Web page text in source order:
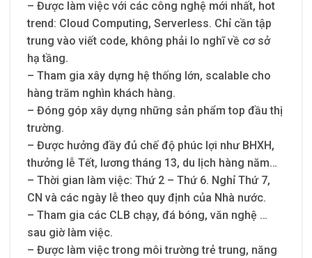
– Được làm việc với các công nghệ mới nhất, hot
trend: Cloud Computing, Serverless. Chỉ cần tập
trung vào viết code, không phải lo nghĩ về cơ sở
hạ tầng.
– Tham gia xây dựng hệ thống lớn, scalable cho
hàng trăm nghìn khách hàng.
– Đóng góp xây dựng những sản phẩm top đầu thị
trường.
– Được hưởng đầy đủ chế độ phúc lợi như BHXH,
thưởng lễ Tết, lương tháng 13, du lịch hàng năm…
– Thời gian làm việc: Thứ 2 – Thứ 6. Nghỉ Thứ 7,
CN và các ngày lễ theo quy định của Nhà nước.
– Tham gia các CLB chạy, đá bóng, văn nghệ …
sau giờ làm việc.
– Được làm việc trong môi trường trẻ trung, năng